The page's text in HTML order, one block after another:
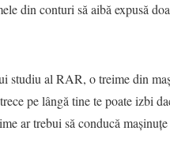
din conturi să aibă expusă
studiu al RAR, o treime din
pe lângă tine te poate izbi
ar trebui să conducă